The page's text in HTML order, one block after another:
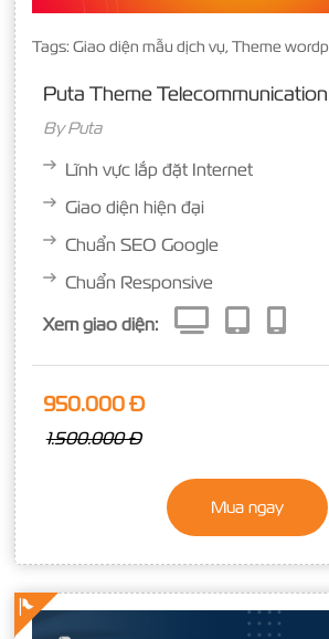
Tags: Giao diện mẫu dịch vụ, Theme
Puta Theme Telecommunication
ByPuta
Lĩnh vực lắp đặt Internet
Giao diện hiện đại
Chuẩn SEO Google
Chuẩn Responsive
Xem giao diện:
950.000 Đ
1.500.000 Đ
Mua ngay